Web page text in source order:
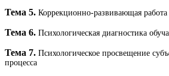
Тема 5. Коррекционно-развивающая
Тема 6. Психологическая диагностика
Тема 7. Психологическое просвещение
процесса